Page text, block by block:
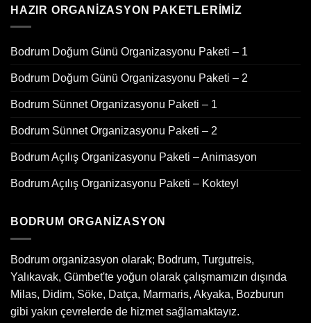
HAZIR ORGANIZASYON PAKETLERIMIZ
Bodrum Doğum Günü Organizasyonu Paketi – 1
Bodrum Doğum Günü Organizasyonu Paketi – 2
Bodrum Sünnet Organizasyonu Paketi – 1
Bodrum Sünnet Organizasyonu Paketi – 2
Bodrum Açılış Organizasyonu Paketi – Animasyon
Bodrum Açılış Organizasyonu Paketi – Kokteyl
BODRUM ORGANIZASYON
Bodrum organizasyon olarak; Bodrum, Turgutreis,
Yalıkavak, Gümbet'te yoğun olarak çalışmamızın dışında
Milas, Didim, Söke, Datça, Marmaris, Akyaka, Bozburun
gibi yakın çevrelerde de hizmet sağlamaktayız.